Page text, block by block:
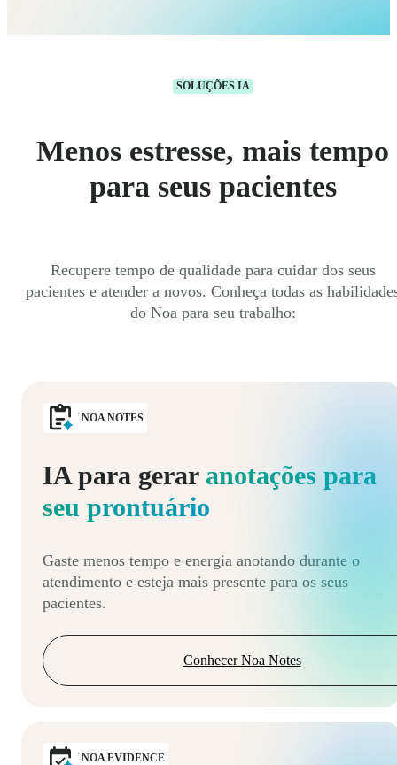
SOLUÇÕES IA
Menos estresse, mais tempo
para seus pacientes
Recupere tempo de qualidade para cuidar dos seus
pacientes e atender a novos. Conheça todas as
do Noa para seu trabalho:
NOA NOTES
IA para gerar anotações para
seu prontuário
Gaste menos tempo e energia anotando durante o
atendimento e esteja mais presente para os seus
pacientes.
Conhecer Noa Notes
NOA EVIDENCE